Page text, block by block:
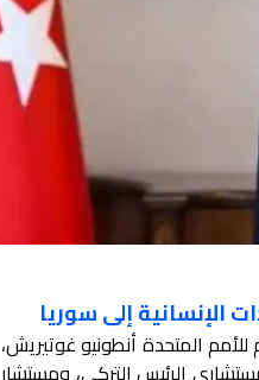
الإنسانية إلى سوريا
المتحدة أنطونيو غوتيريش،
الرئيس التركي، ومستشار